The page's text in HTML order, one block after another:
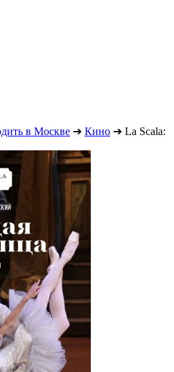
в Москве ➔ Кино ➔ La Scala: